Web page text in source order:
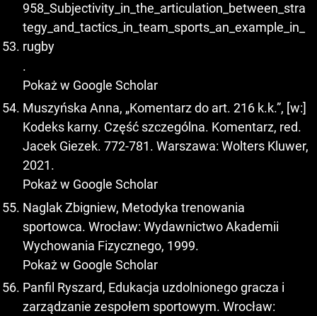
958_Subjectivity_in_the_articulation_between_stra
tegy_and_tactics_in_team_sports_an_example_in_
rugby
.
Pokaż w Google Scholar
Muszyńska Anna, „Komentarz do art. 216 k.k.”, [w:]
Kodeks karny. Część szczególna. Komentarz, red.
Jacek Giezek. 772-781. Warszawa: Wolters Kluwer,
2021.
Pokaż w Google Scholar
Naglak Zbigniew, Metodyka trenowania
sportowca. Wrocław: Wydawnictwo Akademii
Wychowania Fizycznego, 1999.
Pokaż w Google Scholar
Panfil Ryszard, Edukacja uzdolnionego gracza i
zarządzanie zespołem sportowym. Wrocław: